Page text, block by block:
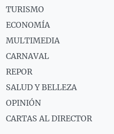
TURISMO
ECONOMÍA
MULTIMEDIA
CARNAVAL
REPOR
SALUD Y BELLEZA
OPINIÓN
CARTAS AL DIRECTOR